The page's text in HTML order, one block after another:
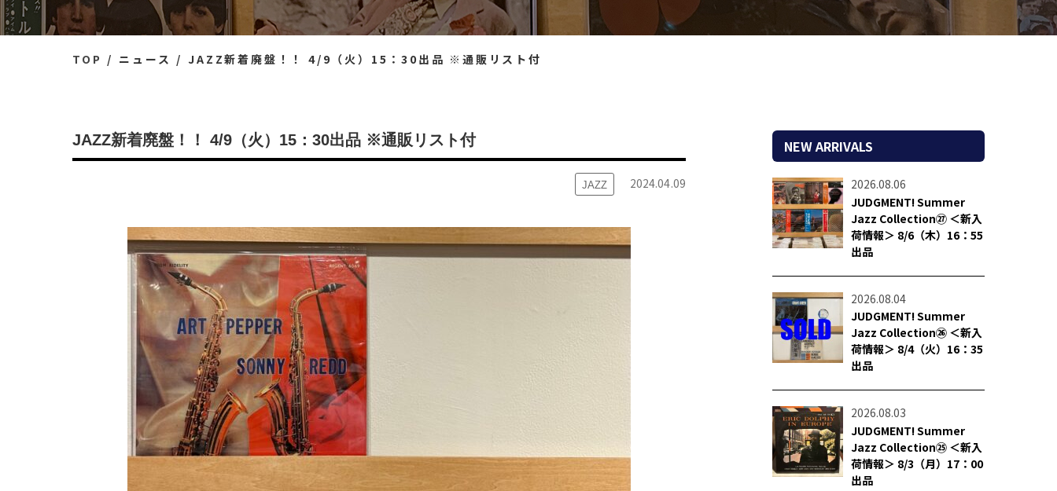
TOP ニュース JAZZ新着廃盤！！ 4/9（火）15：30出品 ※通販リスト付
JAZZ新着廃盤！！ 4/9（火）15：30出品 ※通販リスト付
JAZZ 2024.04.09
NEW ARRIVALS
2026.08.06
JUDGMENT! Summer
Jazz Collection㉗ ＜新入
荷情報＞ 8/6（木）16：55
出品
2026.08.04
JUDGMENT! Summer
Jazz Collection㉖ ＜新入
荷情報＞ 8/4（火）16：35
出品
2026.08.03
JUDGMENT! Summer
Jazz Collection㉕ ＜新入
荷情報＞ 8/3（月）17：00
出品